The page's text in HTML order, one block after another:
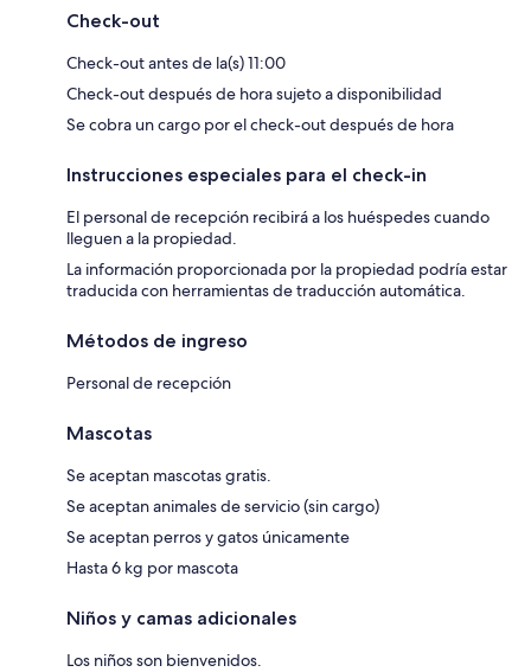
Check-out
Check-out antes de la(s) 11:00
Check-out después de hora sujeto a disponibilidad
Se cobra un cargo por el check-out después de hora
Instrucciones especiales para el check-in
El personal de recepción recibirá a los huéspedes cuando
lleguen a la propiedad.
La información proporcionada por la propiedad podría estar
traducida con herramientas de traducción automática.
Métodos de ingreso
Personal de recepción
Mascotas
Se aceptan mascotas gratis.
Se aceptan animales de servicio (sin cargo)
Se aceptan perros y gatos únicamente
Hasta 6 kg por mascota
Niños y camas adicionales
Los niños son bienvenidos.